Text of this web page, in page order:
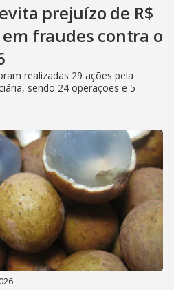
prejuízo de R$
fraudes contra o
realizadas 29 ações pela
sendo 24 operações e 5